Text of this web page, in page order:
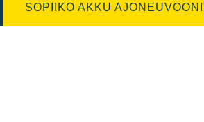
SOPIIKO AKKU